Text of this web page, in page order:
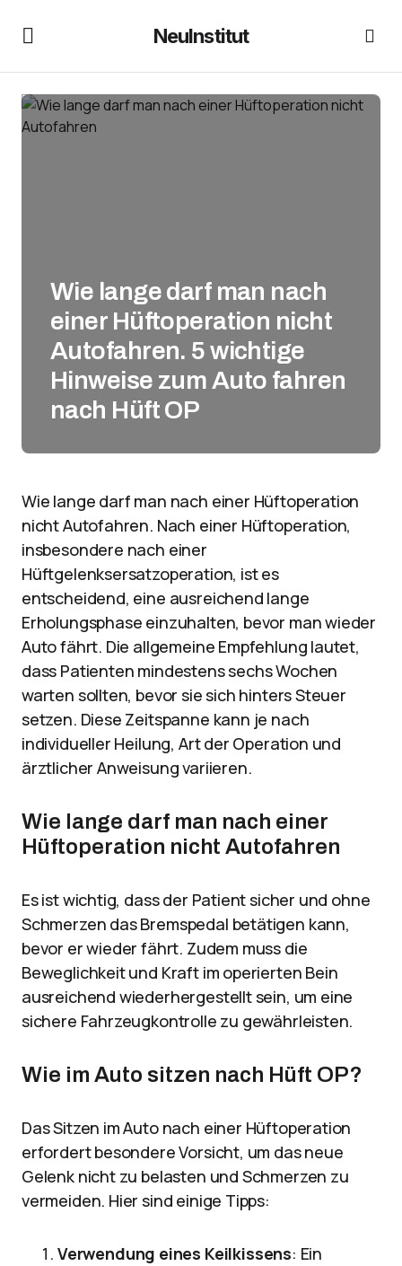
NeuInstitut
Wie lange darf man nach
einer Hüftoperation nicht
Autofahren. 5 wichtige
Hinweise zum Auto fahren
nach Hüft OP
Wie lange darf man nach einer Hüftoperation
nicht Autofahren. Nach einer Hüftoperation,
insbesondere nach einer
Hüftgelenksersatzoperation, ist es
entscheidend, eine ausreichend lange
Erholungsphase einzuhalten, bevor man wieder
Auto fährt. Die allgemeine Empfehlung lautet,
dass Patienten mindestens sechs Wochen
warten sollten, bevor sie sich hinters Steuer
setzen. Diese Zeitspanne kann je nach
individueller Heilung, Art der Operation und
ärztlicher Anweisung variieren.
Wie lange darf man nach einer
Hüftoperation nicht Autofahren
Es ist wichtig, dass der Patient sicher und ohne
Schmerzen das Bremspedal betätigen kann,
bevor er wieder fährt. Zudem muss die
Beweglichkeit und Kraft im operierten Bein
ausreichend wiederhergestellt sein, um eine
sichere Fahrzeugkontrolle zu gewährleisten.
Wie im Auto sitzen nach Hüft OP?
Das Sitzen im Auto nach einer Hüftoperation
erfordert besondere Vorsicht, um das neue
Gelenk nicht zu belasten und Schmerzen zu
vermeiden. Hier sind einige Tipps:
Verwendung eines Keilkissens: Ein